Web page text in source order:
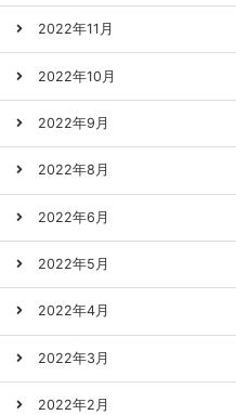
2022年11月
2022年10月
2022年9月
2022年8月
2022年6月
2022年5月
2022年4月
2022年3月
2022年2月